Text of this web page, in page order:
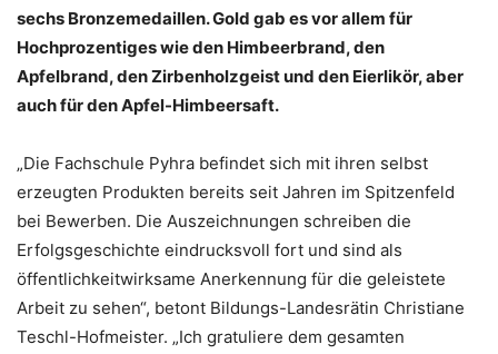
sechs Bronzemedaillen. Gold gab es vor allem für
Hochprozentiges wie den Himbeerbrand, den
Apfelbrand, den Zirbenholzgeist und den Eierlikör, aber
auch für den Apfel-Himbeersaft.
„Die Fachschule Pyhra befindet sich mit ihren selbst
erzeugten Produkten bereits seit Jahren im Spitzenfeld
bei Bewerben. Die Auszeichnungen schreiben die
Erfolgsgeschichte eindrucksvoll fort und sind als
öffentlichkeitwirksame Anerkennung für die geleistete
Arbeit zu sehen“, betont Bildungs-Landesrätin Christiane
Teschl-Hofmeister. „Ich gratuliere dem gesamten